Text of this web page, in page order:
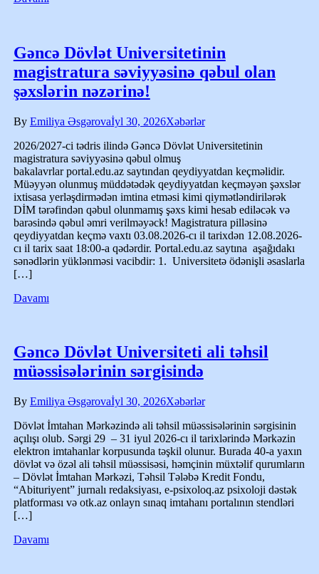
Gəncə Dövlət Universitetinin
magistratura səviyyəsinə qəbul olan
şəxslərin nəzərinə!
By Emiliya Əsgərovaİyl 30, 2026Xəbərlər
2026/2027-ci tədris ilində Gəncə Dövlət Universitetinin
magistratura səviyyəsinə qəbul olmuş
bakalavrlar portal.edu.az saytından qeydiyyatdan keçməlidir.
Müəyyən olunmuş müddətədək qeydiyyatdan keçməyən şəxslər
ixtisasa yerləşdirmədən imtina etməsi kimi qiymətləndirilərək
DİM tərəfindən qəbul olunmamış şəxs kimi hesab ediləcək və
barəsində qəbul əmri verilməyəck! Magistratura pilləsinə
qeydiyyatdan keçmə vaxtı 03.08.2026-cı il tarixdən 12.08.2026-
cı il tarix saat 18:00-a qədərdir. Portal.edu.az saytına aşağıdakı
sənədlərin yüklənməsi vacibdir: 1. Universitetə ödənişli əsaslarla
[…]
Davamı
Gəncə Dövlət Universiteti ali təhsil
müəssisələrinin sərgisində
By Emiliya Əsgərovaİyl 30, 2026Xəbərlər
Dövlət İmtahan Mərkəzində ali təhsil müəssisələrinin sərgisinin
açılışı olub. Sərgi 29 – 31 iyul 2026-cı il tarixlərində Mərkəzin
elektron imtahanlar korpusunda təşkil olunur. Burada 40-a yaxın
dövlət və özəl ali təhsil müəssisəsi, həmçinin müxtəlif qurumların
– Dövlət İmtahan Mərkəzi, Təhsil Tələbə Kredit Fondu,
“Abituriyent” jurnalı redaksiyası, e-psixoloq.az psixoloji dəstək
platforması və otk.az onlayn sınaq imtahanı portalının stendləri
[…]
Davamı